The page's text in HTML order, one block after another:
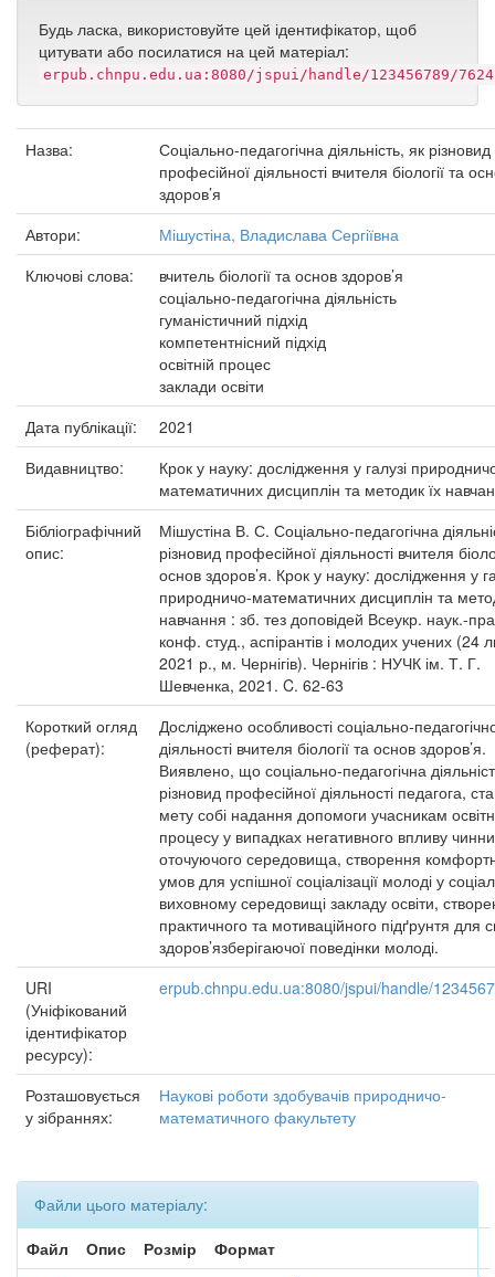
Будь ласка, використовуйте цей ідентифікатор, щоб
цитувати або посилатися на цей матеріал:
erpub.chnpu.edu.ua:8080/jspui/handle/123456789/7624
Назва:
Соціально-педагогічна діяльність, як різновид
професійної діяльності вчителя біології та
здоров’я
Автори:
Мішустіна, Владислава Сергіївна
Ключові слова:
вчитель біології та основ здоров’я
соціально-педагогічна діяльність
гуманістичний підхід
компетентнісний підхід
освітній процес
заклади освіти
Дата публікації:
2021
Видавництво:
Крок у науку: дослідження у галузі
математичних дисциплін та методик їх
Бібліографічний
опис:
Мішустіна В. С. Соціально-педагогічна
різновид професійної діяльності вчителя
основ здоров’я. Крок у науку: дослідження у
природничо-математичних дисциплін та
навчання : зб. тез доповідей Всеукр. наук.-
конф. студ., аспірантів і молодих учених (24
2021 р., м. Чернігів). Чернігів : НУЧК ім. Т. Г.
Шевченка, 2021. C. 62-63
Короткий огляд
(реферат):
Досліджено особливості соціально-
діяльності вчителя біології та основ здоров’я.
Виявлено, що соціально-педагогічна
різновид професійної діяльності педагога,
мету собі надання допомоги учасникам
процесу у випадках негативного впливу
оточуючого середовища, створення
умов для успішної соціалізації молоді у
виховному середовищі закладу освіти,
практичного та мотиваційного підґрунтя для
здоров’язберігаючої поведінки молоді.
URI
(Уніфікований
ідентифікатор
ресурсу):
erpub.chnpu.edu.ua:8080/jspui/handle/
Розташовується
у зібраннях:
Наукові роботи здобувачів природничо-
математичного факультету
Файли цього матеріалу:
Файл
Опис Розмір
Формат